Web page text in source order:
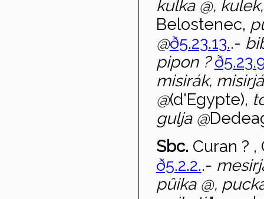
kulka @,
Belostenec,
@ð5.23.13..-
pipon ?
misirák,
@(d'Egypte),
gulja @
Sbc. Curan ? ,
ð5.2.2..-
pûika @,